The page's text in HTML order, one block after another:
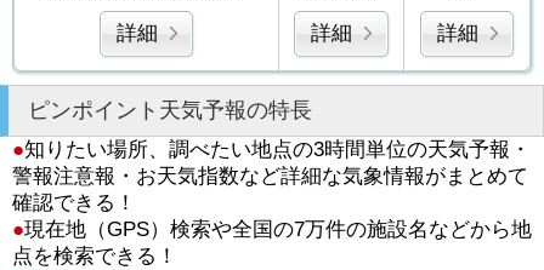
詳細 詳細 詳細
ピンポイント天気予報の特長
●知りたい場所、調べたい地点の3時間単位の天気予報・
警報注意報・お天気指数など詳細な気象情報がまとめて
確認できる！
●現在地（GPS）検索や全国の7万件の施設名などから地
点を検索できる！